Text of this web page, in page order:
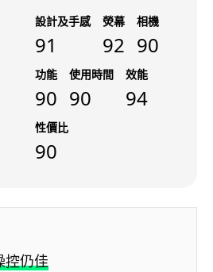
設計及手感
91
熒幕
92
相機
90
功能
90
使用時間
90
效能
94
性價比
90
控仍佳